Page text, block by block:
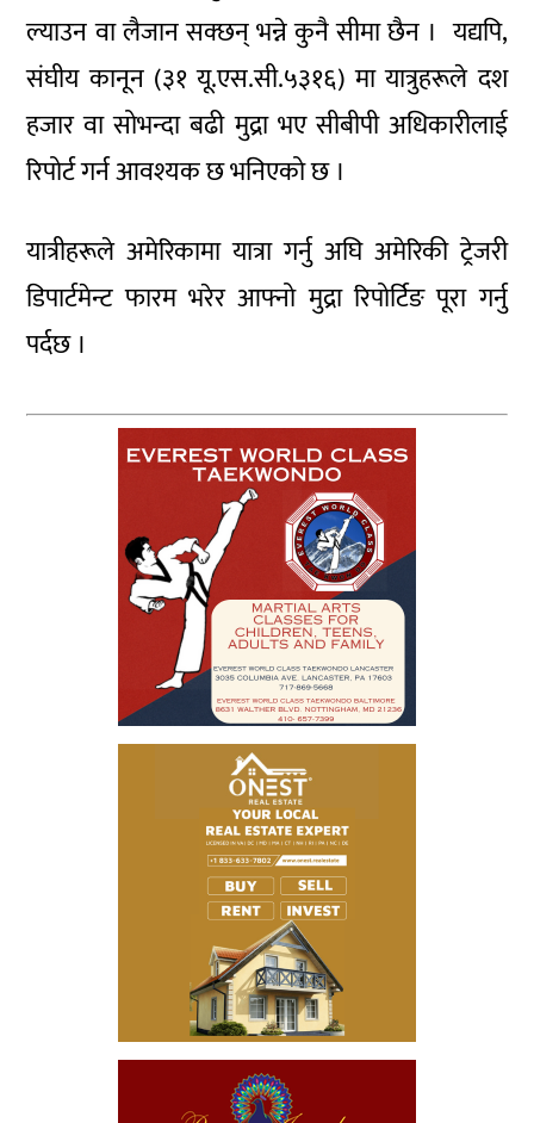
ल्याउन वा लैजान सक्छन् भन्ने कुनै सीमा छैन । यद्यपि,
संघीय कानून (३१ यू.एस.सी.५३१६) मा यात्रुहरूले दश
हजार वा सोभन्दा बढी मुद्रा भए सीबीपी अधिकारीलाई
रिपोर्ट गर्न आवश्यक छ भनिएको छ ।
यात्रीहरूले अमेरिकामा यात्रा गर्नु अघि अमेरिकी ट्रेजरी
डिपार्टमेन्ट फारम भरेर आफ्नो मुद्रा रिपोर्टिङ पूरा गर्नु
पर्दछ ।